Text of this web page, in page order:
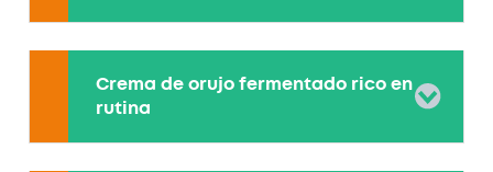
Crema de orujo fermentado rico en
rutina